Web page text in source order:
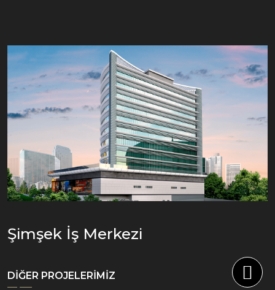
Şimşek İş Merkezi
DİĞER PROJELERİMİZ